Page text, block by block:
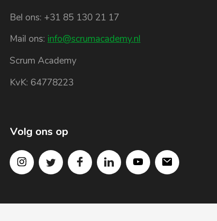
Bel ons: +31 85 130 21 17
Mail ons: info@scrumacademy.nl
Scrum Academy
KvK: 64778223
Volg ons op